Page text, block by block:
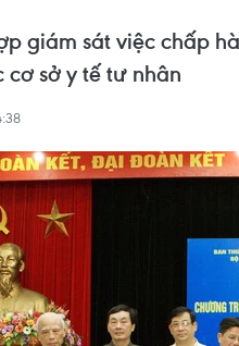
giám sát việc chấp
sở y tế tư nhân